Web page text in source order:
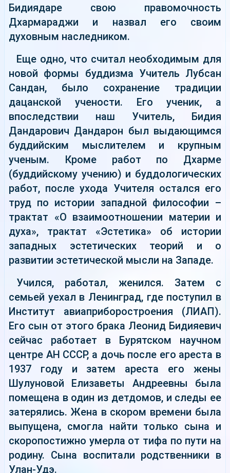
Бидиядаре свою правомочность
Дхармараджи и назвал его своим
духовным наследником.
Еще одно, что считал необходимым для
новой формы буддизма Учитель Лубсан
Сандан, было сохранение традиции
дацанской учености. Его ученик, а
впоследствии наш Учитель, Бидия
Дандарович Дандарон был выдающимся
буддийским мыслителем и крупным
ученым. Кроме работ по Дхарме
(буддийскому учению) и буддологических
работ, после ухода Учителя остался его
труд по истории западной философии –
трактат «О взаимоотношении материи и
духа», трактат «Эстетика» об истории
западных эстетических теорий и о
развитии эстетической мысли на Западе.
Учился, работал, женился. Затем с
семьей уехал в Ленинград, где поступил в
Институт авиаприборостроения (ЛИАП).
Его сын от этого брака Леонид Бидияевич
сейчас работает в Бурятском научном
центре АН СССР, а дочь после его ареста в
1937 году и затем ареста его жены
Шулуновой Елизаветы Андреевны была
помещена в один из детдомов, и следы ее
затерялись. Жена в скором времени была
выпущена, смогла найти только сына и
скоропостижно умерла от тифа по пути на
родину. Сына воспитали родственники в
Улан-Удэ.